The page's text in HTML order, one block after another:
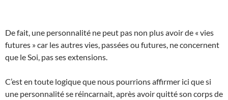
De fait, une personnalité ne peut pas non plus avoir de « vies
futures » car les autres vies, passées ou futures, ne concernent
que le Soi, pas ses extensions.
C’est en toute logique que nous pourrions affirmer ici que si
une personnalité se réincarnait, après avoir quitté son corps de